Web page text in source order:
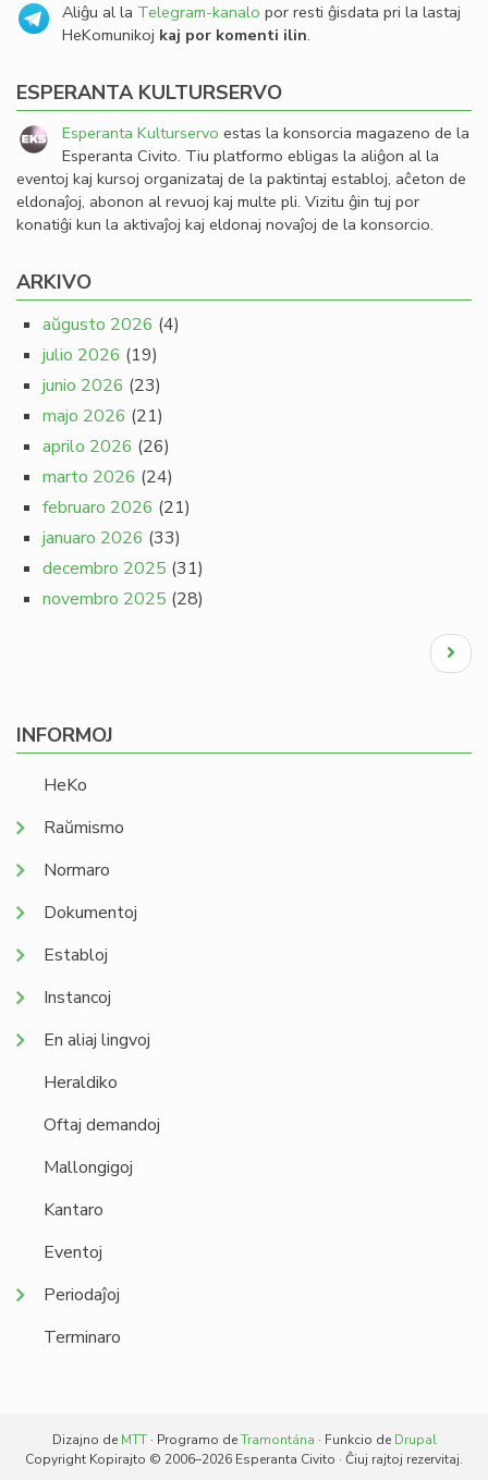
Aliĝu al la Telegram-kanalo por resti ĝisdata pri la lastaj
HeKomunikoj kaj por komenti ilin.
ESPERANTA KULTURSERVO
Esperanta Kulturservo estas la konsorcia magazeno de la
Esperanta Civito. Tiu platformo ebligas la aliĝon al la
eventoj kaj kursoj organizataj de la paktintaj establoj, aĉeton de
eldonaĵoj, abonon al revuoj kaj multe pli. Vizitu ĝin tuj por
konatiĝi kun la aktivaĵoj kaj eldonaj novaĵoj de la konsorcio.
ARKIVO
aŭgusto 2026 (4)
julio 2026 (19)
junio 2026 (23)
majo 2026 (21)
aprilo 2026 (26)
marto 2026 (24)
februaro 2026 (21)
januaro 2026 (33)
decembro 2025 (31)
novembro 2025 (28)
Next
page
INFORMOJ
HeKo
Raŭmismo
Normaro
Dokumentoj
Establoj
Instancoj
En aliaj lingvoj
Heraldiko
Oftaj demandoj
Mallongigoj
Kantaro
Eventoj
Periodaĵoj
Terminaro
Dizajno de MTT· Programo deTramontána · Funkcio de Drupal
Copyright Kopirajto © 2006–2026 Esperanta Civito · Ĉiuj rajtoj rezervitaj.